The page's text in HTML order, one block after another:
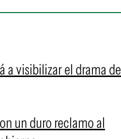
a visibilizar el drama de
un duro reclamo al